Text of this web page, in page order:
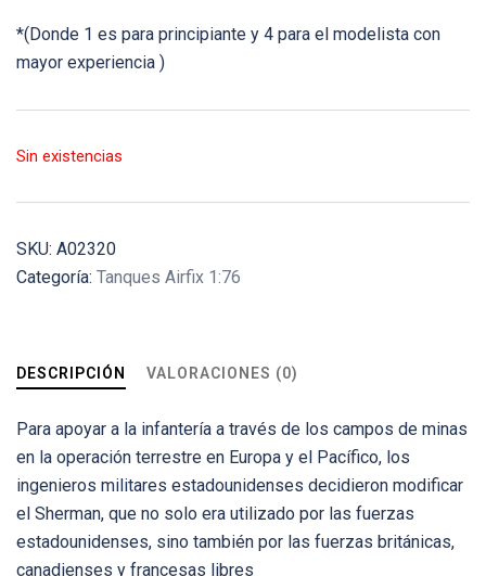
*(Donde 1 es para principiante y 4 para el modelista con
mayor experiencia )
Sin existencias
SKU: A02320
Categoría: Tanques Airfix 1:76
DESCRIPCIÓN VALORACIONES (0)
Para apoyar a la infantería a través de los campos de minas
en la operación terrestre en Europa y el Pacífico, los
ingenieros militares estadounidenses decidieron modificar
el Sherman, que no solo era utilizado por las fuerzas
estadounidenses, sino también por las fuerzas británicas,
canadienses y francesas libres